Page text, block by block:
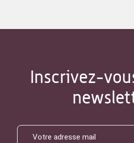
Inscrivez-